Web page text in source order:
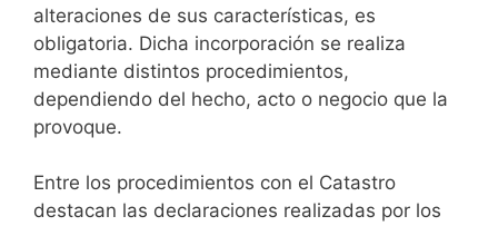
alteraciones de sus características, es
obligatoria. Dicha incorporación se realiza
mediante distintos procedimientos,
dependiendo del hecho, acto o negocio que la
provoque.
Entre los procedimientos con el Catastro
destacan las declaraciones realizadas por los